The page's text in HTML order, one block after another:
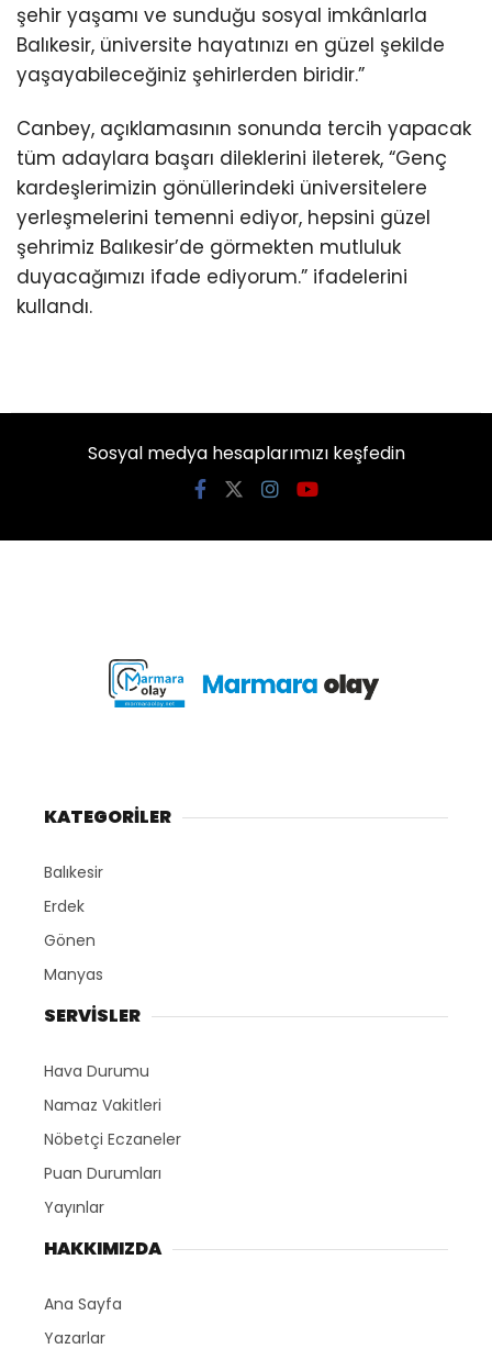
şehir yaşamı ve sunduğu sosyal imkânlarla
Balıkesir, üniversite hayatınızı en güzel şekilde
yaşayabileceğiniz şehirlerden biridir.”
Canbey, açıklamasının sonunda tercih yapacak
tüm adaylara başarı dileklerini ileterek, “Genç
kardeşlerimizin gönüllerindeki üniversitelere
yerleşmelerini temenni ediyor, hepsini güzel
şehrimiz Balıkesir’de görmekten mutluluk
duyacağımızı ifade ediyorum.” ifadelerini
kullandı.
Sosyal medya hesaplarımızı keşfedin
KATEGORİLER
Balıkesir
Erdek
Gönen
Manyas
SERVİSLER
Hava Durumu
Namaz Vakitleri
Nöbetçi Eczaneler
Puan Durumları
Yayınlar
HAKKIMIZDA
Ana Sayfa
Yazarlar